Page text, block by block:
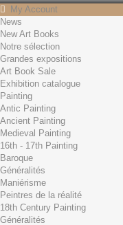
My Account
Contact
English
English
Français
News
Search
Cart (empty)
No products
News
New Art Books
Notre sélection
Grandes expositions
Art Book Sale
Exhibition catalogue
Painting
Antic Painting
Ancient Painting
Medieval Painting
16th - 17th Painting
Baroque
Généralités
Maniérisme
Peintres de la réalité
18th Century Painting
Généralités